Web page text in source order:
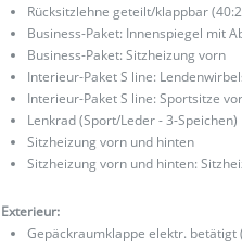
Rücksitzlehne geteilt/klappbar
Business-Paket: Innenspiegel mit
Business-Paket: Sitzheizung vorn
Interieur-Paket S line:
Interieur-Paket S line: Sportsitze
Lenkrad (Sport/Leder - 3-
Sitzheizung vorn und hinten
Sitzheizung vorn und hinten:
Exterieur:
Gepäckraumklappe elektr. betätigt